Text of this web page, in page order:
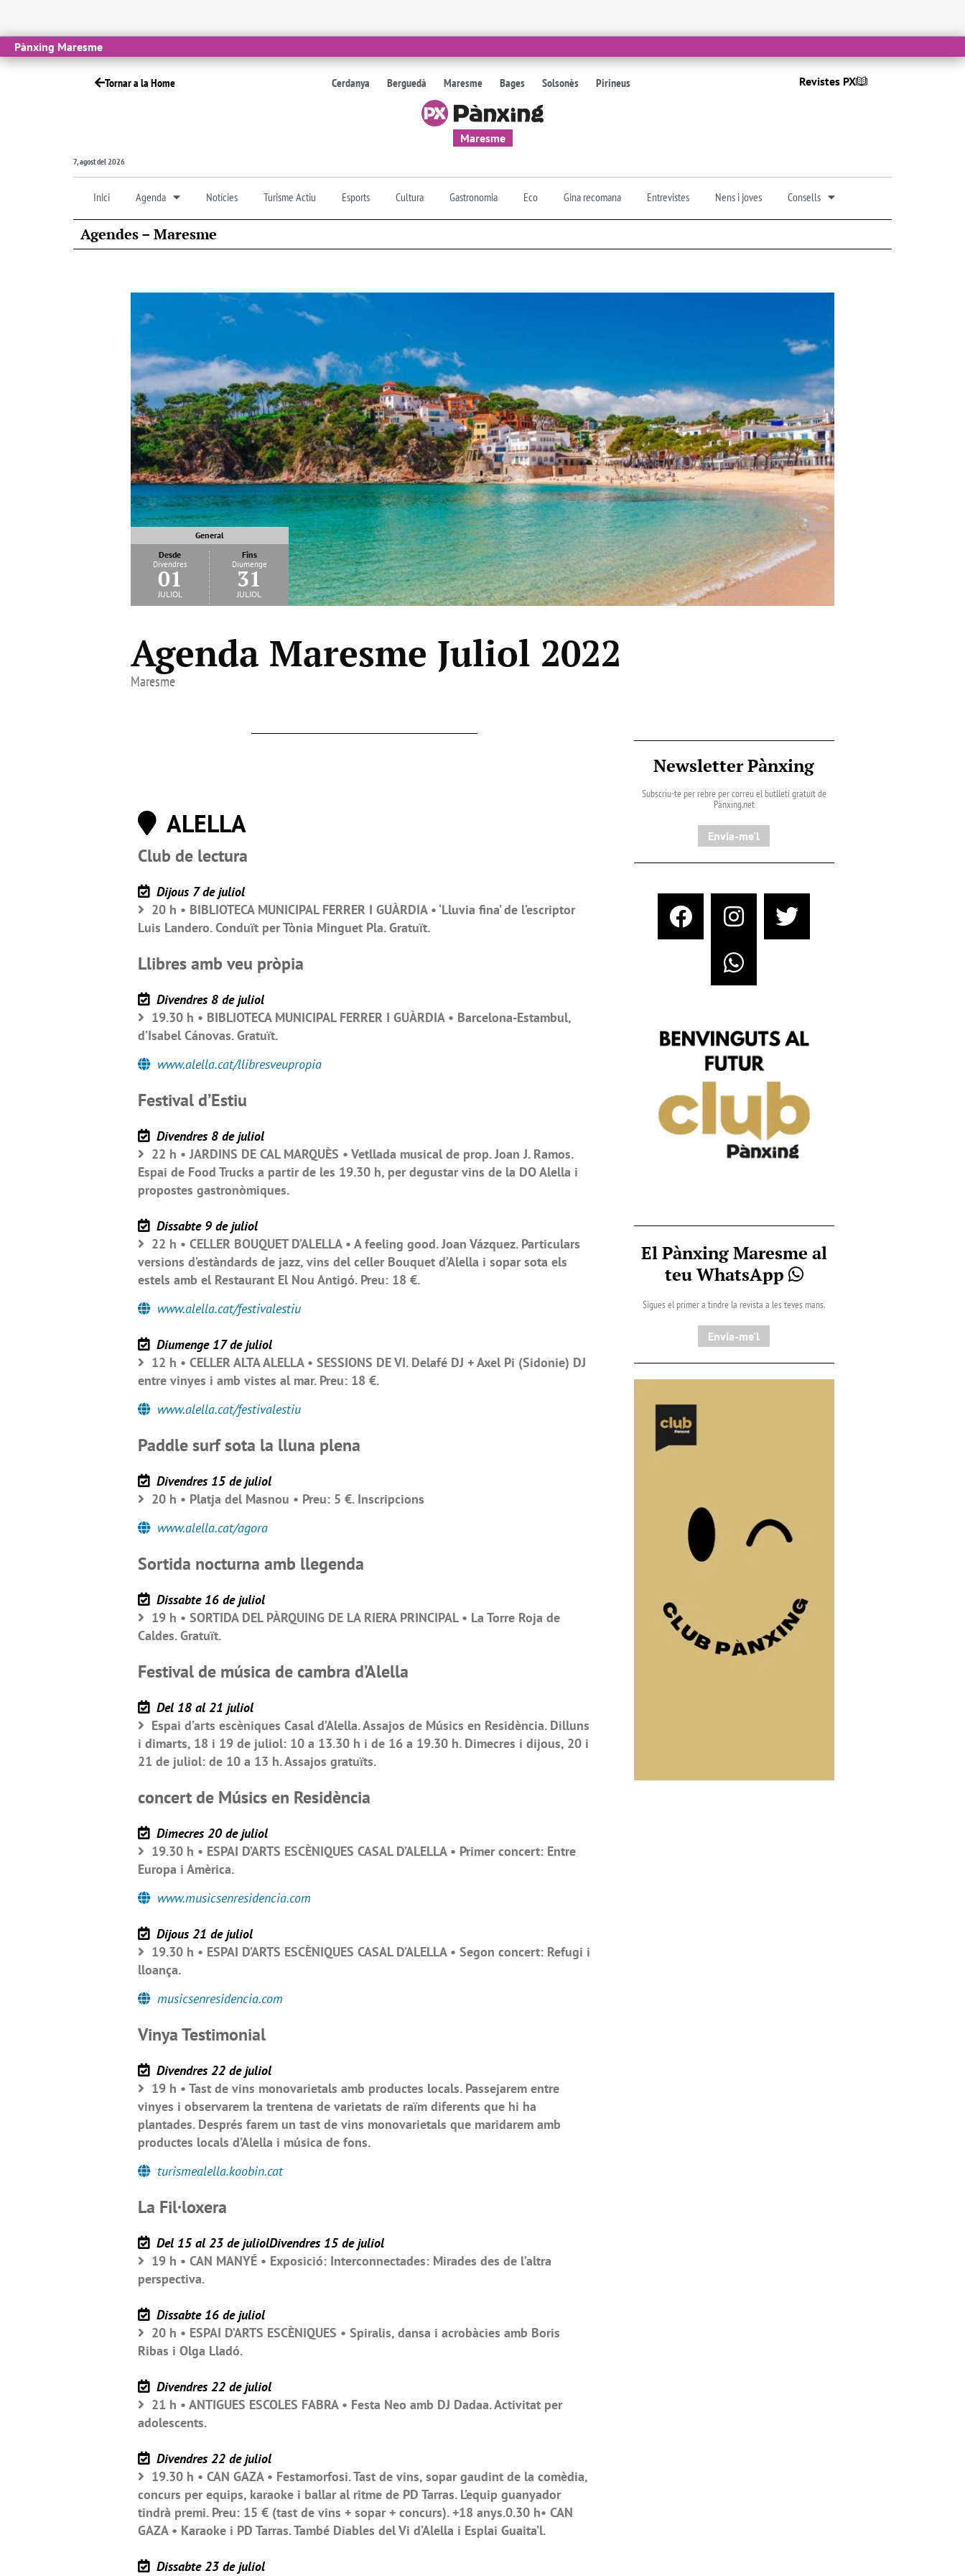
Pànxing Maresme
Tornar a la Home Cerdanya Berguedà Maresme Bages Solsonès Pirineus Revistes PX
Maresme
7, agost del 2026
Inici Agenda Notícies Turisme Actiu Esports Cultura Gastronomia Eco Gina recomana Entrevistes Nens i joves Consells
Agendes – Maresme
General
Desde
Divendres
01
juliol
Fins
Diumenge
31
juliol
Agenda Maresme Juliol 2022
Maresme
ALELLA
Club de lectura
Dijous 7 de juliol
20 h • BIBLIOTECA MUNICIPAL FERRER I GUÀRDIA • ‘Lluvia fina’ de l’escriptor
Luis Landero. Conduït per Tònia Minguet Pla. Gratuït.
Llibres amb veu pròpia
Divendres 8 de juliol
19.30 h • BIBLIOTECA MUNICIPAL FERRER I GUÀRDIA • Barcelona-Estambul,
d’Isabel Cánovas. Gratuït.
www.alella.cat/llibresveupropia
Festival d’Estiu
Divendres 8 de juliol
22 h • JARDINS DE CAL MARQUÈS • Vetllada musical de prop. Joan J. Ramos.
Espai de Food Trucks a partir de les 19.30 h, per degustar vins de la DO Alella i
propostes gastronòmiques.
Dissabte 9 de juliol
22 h • CELLER BOUQUET D’ALELLA • A feeling good. Joan Vázquez. Particulars
versions d’estàndards de jazz, vins del celler Bouquet d’Alella i sopar sota els
estels amb el Restaurant El Nou Antigó. Preu: 18 €.
www.alella.cat/festivalestiu
Diumenge 17 de juliol
12 h • CELLER ALTA ALELLA • SESSIONS DE VI. Delafé DJ + Axel Pi (Sidonie) DJ
entre vinyes i amb vistes al mar. Preu: 18 €.
www.alella.cat/festivalestiu
Paddle surf sota la lluna plena
Divendres 15 de juliol
20 h • Platja del Masnou • Preu: 5 €. Inscripcions
www.alella.cat/agora
Sortida nocturna amb llegenda
Dissabte 16 de juliol
19 h • SORTIDA DEL PÀRQUING DE LA RIERA PRINCIPAL • La Torre Roja de
Caldes. Gratuït.
Festival de música de cambra d’Alella
Del 18 al 21 juliol
Espai d’arts escèniques Casal d’Alella. Assajos de Músics en Residència. Dilluns
i dimarts, 18 i 19 de juliol: 10 a 13.30 h i de 16 a 19.30 h. Dimecres i dijous, 20 i
21 de juliol: de 10 a 13 h. Assajos gratuïts.
concert de Músics en Residència
Dimecres 20 de juliol
19.30 h • ESPAI D’ARTS ESCÈNIQUES CASAL D’ALELLA • Primer concert: Entre
Europa i Amèrica.
www.musicsenresidencia.com
Dijous 21 de juliol
19.30 h • ESPAI D’ARTS ESCÈNIQUES CASAL D’ALELLA • Segon concert: Refugi i
lloança.
musicsenresidencia.com
Vinya Testimonial
Divendres 22 de juliol
19 h • Tast de vins monovarietals amb productes locals. Passejarem entre
vinyes i observarem la trentena de varietats de raïm diferents que hi ha
plantades. Després farem un tast de vins monovarietals que maridarem amb
productes locals d’Alella i música de fons.
turismealella.koobin.cat
La Fil·loxera
Del 15 al 23 de juliolDivendres 15 de juliol
19 h • CAN MANYÉ • Exposició: Interconnectades: Mirades des de l’altra
perspectiva.
Dissabte 16 de juliol
20 h • ESPAI D’ARTS ESCÈNIQUES • Spiralis, dansa i acrobàcies amb Boris
Ribas i Olga Lladó.
Divendres 22 de juliol
21 h • ANTIGUES ESCOLES FABRA • Festa Neo amb DJ Dadaa. Activitat per
adolescents.
Divendres 22 de juliol
19.30 h • CAN GAZA • Festamorfosi. Tast de vins, sopar gaudint de la comèdia,
concurs per equips, karaoke i ballar al ritme de PD Tarras. L’equip guanyador
tindrà premi. Preu: 15 € (tast de vins + sopar + concurs). +18 anys.0.30 h• CAN
GAZA • Karaoke i PD Tarras. També Diables del Vi d’Alella i Esplai Guaita’l.
Dissabte 23 de juliol
Newsletter Pànxing
Subscriu-te per rebre per correu el butlletí gratuït de
Pànxing.net​
Envia-me'l
El Pànxing Maresme al
teu WhatsApp
Sigues el primer a tindre la revista a les teves mans.
Envia-me'l